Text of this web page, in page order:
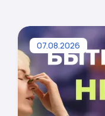
07.08.2026